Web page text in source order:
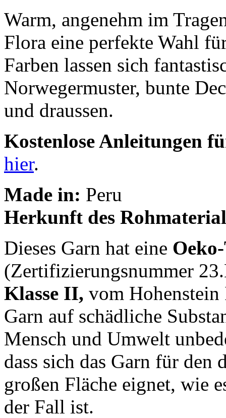
Warm, angenehm im
Flora eine perfekte Wahl
Farben lassen sich
Norwegermuster, bunte
und draussen.
Kostenlose Anleitungen
hier.
Made in: Peru
Herkunft des
Dieses Garn hat eine
(Zertifizierungsnummer
Klasse II, vom Hohenstein
Garn auf schädliche
Mensch und Umwelt
dass sich das Garn für
großen Fläche eignet, wie
der Fall ist.